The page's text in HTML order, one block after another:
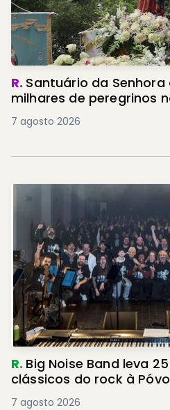
R. Santuário da
milhares de peregrinos
7 agosto 2026
R. Big Noise Band leva
clássicos do rock à
7 agosto 2026